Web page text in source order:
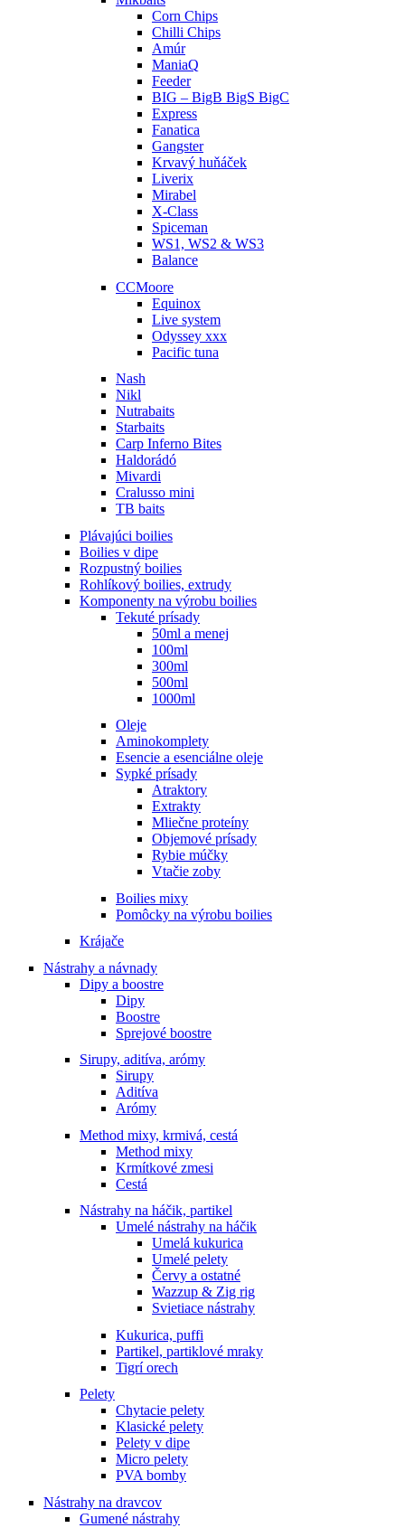
Corn Chips
Chilli Chips
Amúr
ManiaQ
Feeder
BIG – BigB BigS BigC
Express
Fanatica
Gangster
Krvavý huňáček
Liverix
Mirabel
X-Class
Spiceman
WS1, WS2 & WS3
Balance
CCMoore
Equinox
Live system
Odyssey xxx
Pacific tuna
Nash
Nikl
Nutrabaits
Starbaits
Carp Inferno Bites
Haldorádó
Mivardi
Cralusso mini
TB baits
Plávajúci boilies
Boilies v dipe
Rozpustný boilies
Rohlíkový boilies, extrudy
Komponenty na výrobu boilies
Tekuté prísady
50ml a menej
100ml
300ml
500ml
1000ml
Oleje
Aminokomplety
Esencie a esenciálne oleje
Sypké prísady
Atraktory
Extrakty
Mliečne proteíny
Objemové prísady
Rybie múčky
Vtačie zoby
Boilies mixy
Pomôcky na výrobu boilies
Krájače
Nástrahy a návnady
Dipy a boostre
Dipy
Boostre
Sprejové boostre
Sirupy, aditíva, arómy
Sirupy
Aditíva
Arómy
Method mixy, krmivá, cestá
Method mixy
Krmítkové zmesi
Cestá
Nástrahy na háčik, partikel
Umelé nástrahy na háčik
Umelá kukurica
Umelé pelety
Červy a ostatné
Wazzup & Zig rig
Svietiace nástrahy
Kukurica, puffi
Partikel, partiklové mraky
Tigrí orech
Pelety
Chytacie pelety
Klasické pelety
Pelety v dipe
Micro pelety
PVA bomby
Nástrahy na dravcov
Gumené nástrahy